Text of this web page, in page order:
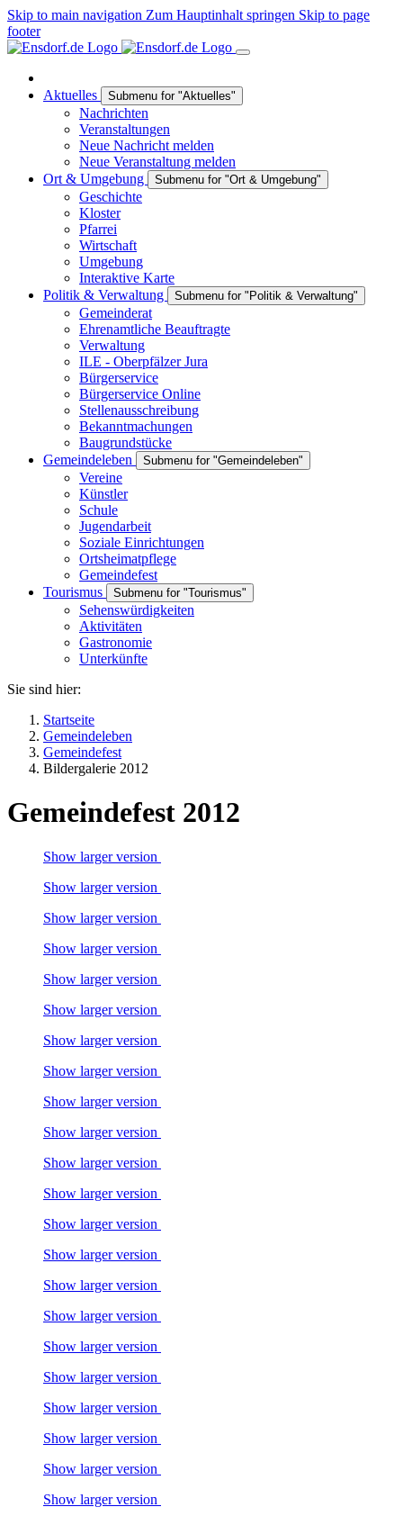
Skip to main navigation Zum Hauptinhalt springen Skip to page
footer
Aktuelles Submenu for "Aktuelles"
Nachrichten
Veranstaltungen
Neue Nachricht melden
Neue Veranstaltung melden
Ort & Umgebung
Submenu for "Ort & Umgebung"
Geschichte
Kloster
Pfarrei
Wirtschaft
Umgebung
Interaktive Karte
Politik & Verwaltung
Submenu for "Politik & Verwaltung"
Gemeinderat
Ehrenamtliche Beauftragte
Verwaltung
ILE - Oberpfälzer Jura
Bürgerservice
Bürgerservice Online
Stellenausschreibung
Bekanntmachungen
Baugrundstücke
Gemeindeleben
Submenu for "Gemeindeleben"
Vereine
Künstler
Schule
Jugendarbeit
Soziale Einrichtungen
Ortsheimatpflege
Gemeindefest
Tourismus
Submenu for "Tourismus"
Sehenswürdigkeiten
Aktivitäten
Gastronomie
Unterkünfte
Sie sind hier:
Startseite
Gemeindeleben
Gemeindefest
Bildergalerie 2012
Gemeindefest 2012
Show larger version
Show larger version
Show larger version
Show larger version
Show larger version
Show larger version
Show larger version
Show larger version
Show larger version
Show larger version
Show larger version
Show larger version
Show larger version
Show larger version
Show larger version
Show larger version
Show larger version
Show larger version
Show larger version
Show larger version
Show larger version
Show larger version